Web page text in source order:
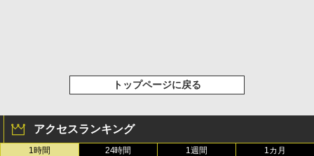
トップページに戻る
アクセスランキング
1時間 24時間 1週間 1カ月